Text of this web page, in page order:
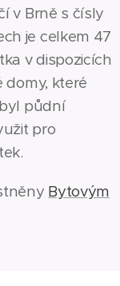
v Brně s čísly
je celkem 47
v dispozicích
domy, které
půdní
pro
Bytovým